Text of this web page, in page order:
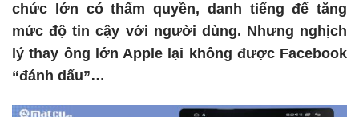
chức lớn có thẩm quyền, danh tiếng để tăng
mức độ tin cậy với người dùng. Nhưng nghịch
lý thay ông lớn Apple lại không được Facebook
“đánh dấu”…